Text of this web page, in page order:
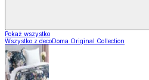
Pokaż wszystko
Wszystko z decoDoma Original Collection